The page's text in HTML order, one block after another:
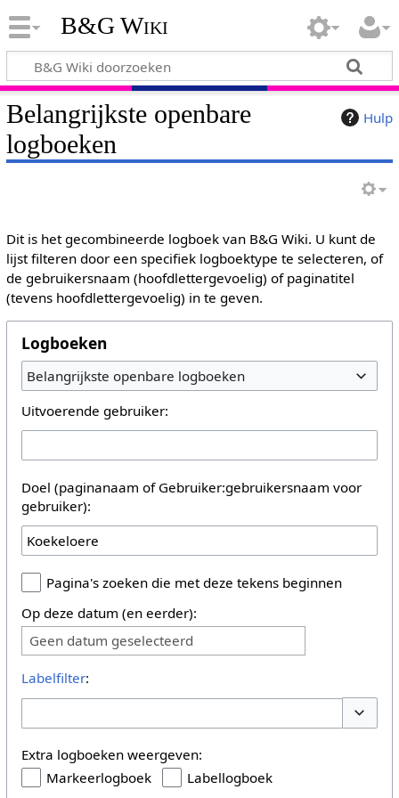
B&G Wiki
Hulp
Belangrijkste openbare
logboeken
Dit is het gecombineerde logboek van B&G Wiki. U kunt de
lijst filteren door een specifiek logboektype te selecteren, of
de gebruikersnaam (hoofdlettergevoelig) of paginatitel
(tevens hoofdlettergevoelig) in te geven.
Logboeken
Belangrijkste openbare logboeken
Uitvoerende gebruiker:
Doel (paginanaam of Gebruiker:gebruikersnaam voor
gebruiker):
Pagina's zoeken die met deze tekens beginnen
Op deze datum (en eerder):
Geen datum geselecteerd
Labelfilter:
Extra logboeken weergeven:
Markeerlogboek
Labellogboek